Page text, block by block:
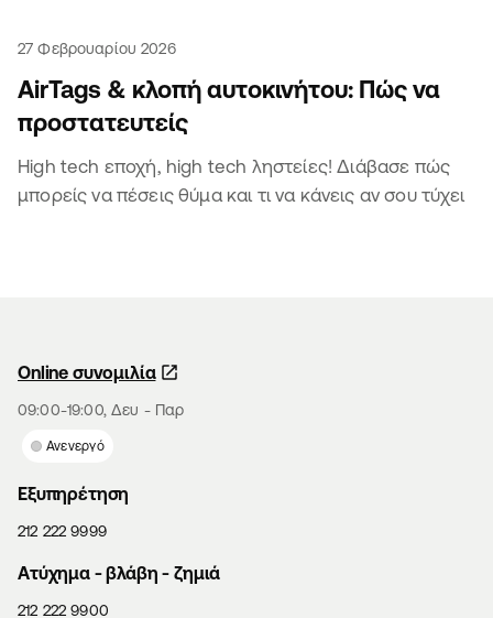
27 Φεβρουαρίου 2026
AirTags & κλοπή αυτοκινήτου: Πώς να
προστατευτείς
High tech εποχή, high tech ληστείες! Διάβασε πώς
μπορείς να πέσεις θύμα και τι να κάνεις αν σου τύχει
Online συνομιλία
09:00-19:00, Δευ - Παρ
Ανενεργό
Εξυπηρέτηση
212 222 9999
Aτύχημα - βλάβη - ζημιά
212 222 9900